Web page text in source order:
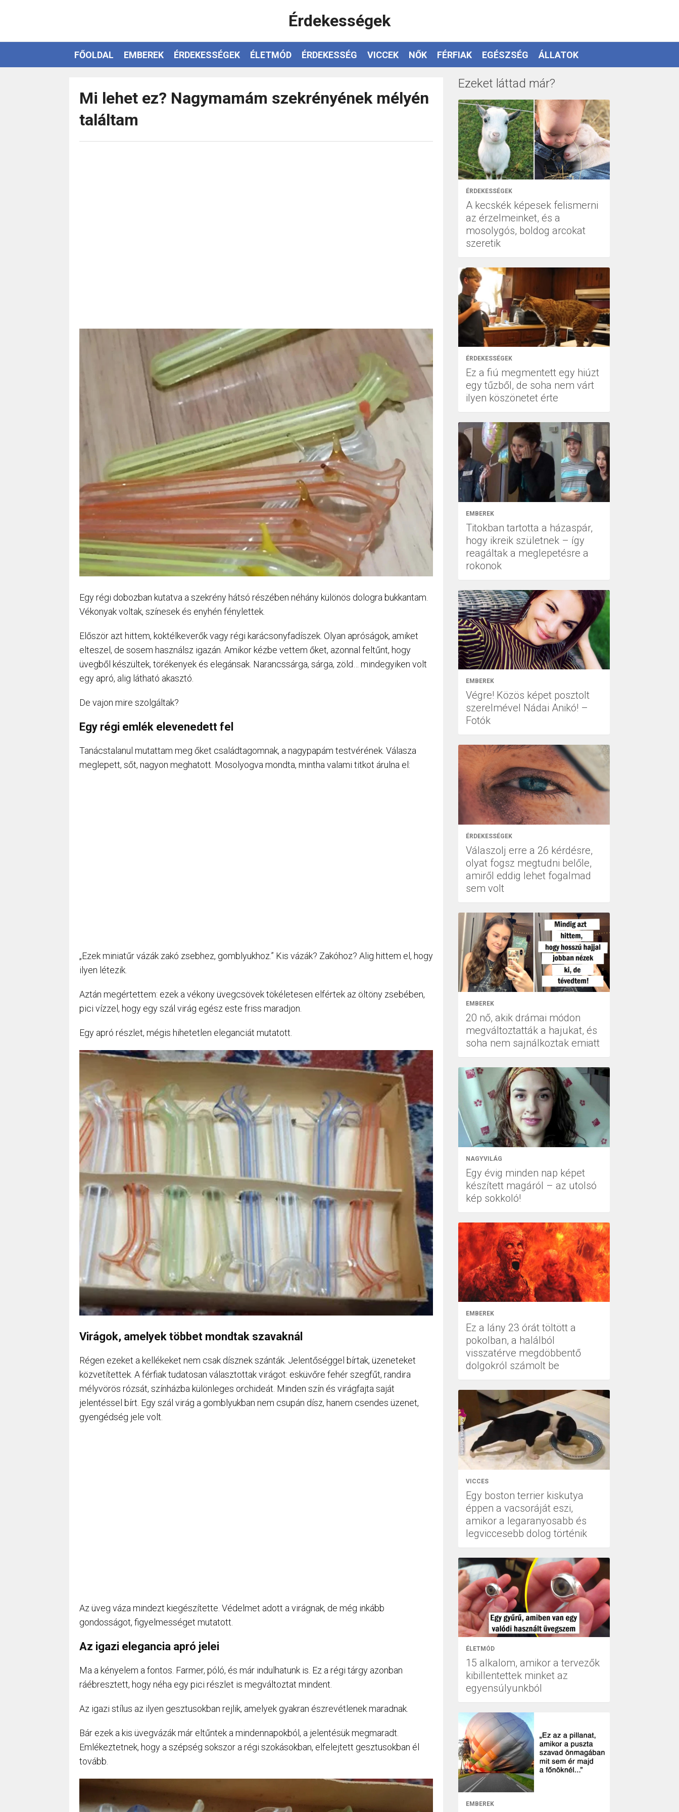
Érdekességek
FŐOLDAL EMBEREK ÉRDEKESSÉGEK ÉLETMÓD ÉRDEKESSÉG VICCEK NŐK FÉRFIAK EGÉSZSÉG ÁLLATOK
Mi lehet ez? Nagymamám szekrényének mélyén
találtam
Egy régi dobozban kutatva a szekrény hátsó részében néhány különös dologra bukkantam.
Vékonyak voltak, színesek és enyhén fénylettek.
Először azt hittem, koktélkeverők vagy régi karácsonyfadíszek. Olyan apróságok, amiket
elteszel, de sosem használsz igazán. Amikor kézbe vettem őket, azonnal feltűnt, hogy
üvegből készültek, törékenyek és elegánsak. Narancssárga, sárga, zöld… mindegyiken volt
egy apró, alig látható akasztó.
De vajon mire szolgáltak?
Egy régi emlék elevenedett fel
Tanácstalanul mutattam meg őket családtagomnak, a nagypapám testvérének. Válasza
meglepett, sőt, nagyon meghatott. Mosolyogva mondta, mintha valami titkot árulna el:
„Ezek miniatűr vázák zakó zsebhez, gomblyukhoz.” Kis vázák? Zakóhoz? Alig hittem el, hogy
ilyen létezik.
Aztán megértettem: ezek a vékony üvegcsövek tökéletesen elfértek az öltöny zsebében,
pici vízzel, hogy egy szál virág egész este friss maradjon.
Egy apró részlet, mégis hihetetlen eleganciát mutatott.
Virágok, amelyek többet mondtak szavaknál
Régen ezeket a kellékeket nem csak dísznek szánták. Jelentőséggel bírtak, üzeneteket
közvetítettek. A férfiak tudatosan választottak virágot: esküvőre fehér szegfűt, randira
mélyvörös rózsát, színházba különleges orchideát. Minden szín és virágfajta saját
jelentéssel bírt. Egy szál virág a gomblyukban nem csupán dísz, hanem csendes üzenet,
gyengédség jele volt.
Az üveg váza mindezt kiegészítette. Védelmet adott a virágnak, de még inkább
gondosságot, figyelmességet mutatott.
Az igazi elegancia apró jelei
Ma a kényelem a fontos. Farmer, póló, és már indulhatunk is. Ez a régi tárgy azonban
ráébresztett, hogy néha egy pici részlet is megváltoztat mindent.
Az igazi stílus az ilyen gesztusokban rejlik, amelyek gyakran észrevétlenek maradnak.
Bár ezek a kis üvegvázák már eltűntek a mindennapokból, a jelentésük megmaradt.
Emlékeztetnek, hogy a szépség sokszor a régi szokásokban, elfelejtett gesztusokban él
tovább.
Ezeket láttad már?
ÉRDEKESSÉGEK
A kecskék képesek felismerni
az érzelmeinket, és a
mosolygós, boldog arcokat
szeretik
ÉRDEKESSÉGEK
Ez a fiú megmentett egy hiúzt
egy tűzből, de soha nem várt
ilyen köszönetet érte
EMBEREK
Titokban tartotta a házaspár,
hogy ikreik születnek – így
reagáltak a meglepetésre a
rokonok
EMBEREK
Végre! Közös képet posztolt
szerelmével Nádai Anikó! –
Fotók
ÉRDEKESSÉGEK
Válaszolj erre a 26 kérdésre,
olyat fogsz megtudni belőle,
amiről eddig lehet fogalmad
sem volt
EMBEREK
20 nő, akik drámai módon
megváltoztatták a hajukat, és
soha nem sajnálkoztak emiatt
NAGYVILÁG
Egy évig minden nap képet
készített magáról – az utolsó
kép sokkoló!
EMBEREK
Ez a lány 23 órát töltött a
pokolban, a halálból
visszatérve megdöbbentő
dolgokról számolt be
VICCES
Egy boston terrier kiskutya
éppen a vacsoráját eszi,
amikor a legaranyosabb és
legviccesebb dolog történik
ÉLETMÓD
15 alkalom, amikor a tervezők
kibillentettek minket az
egyensúlyunkból
EMBEREK